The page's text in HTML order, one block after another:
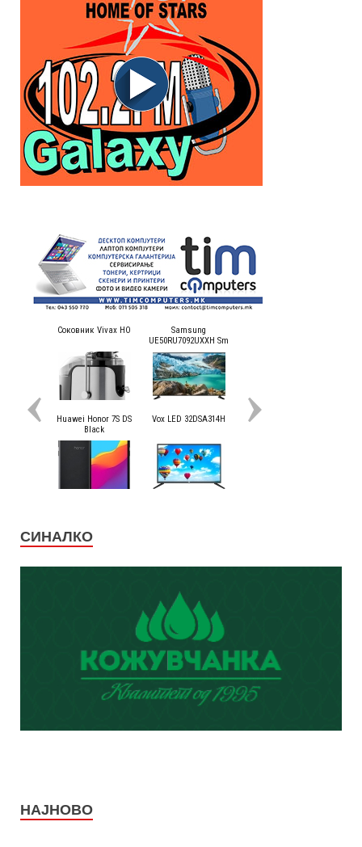
СИНАЛКО
НАЈНОВО